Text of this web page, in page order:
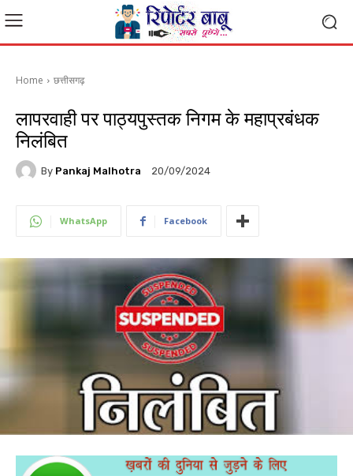
Home छत्तीसगढ़
लापरवाही पर पाठ्यपुस्तक निगम के महाप्रबंधक
निलंबित
By Pankaj Malhotra 20/09/2024
WhatsApp Facebook